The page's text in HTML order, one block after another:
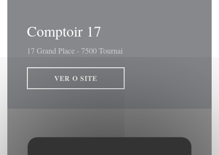
Comptoir 17
17 Grand Place - 7500 Tournai
VER O SITE